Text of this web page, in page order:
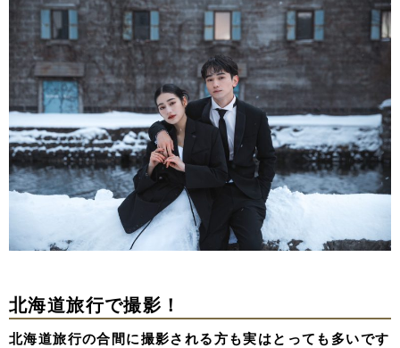
北海道旅行で撮影！
北海道旅行の合間に撮影される方も実はとっても多いです